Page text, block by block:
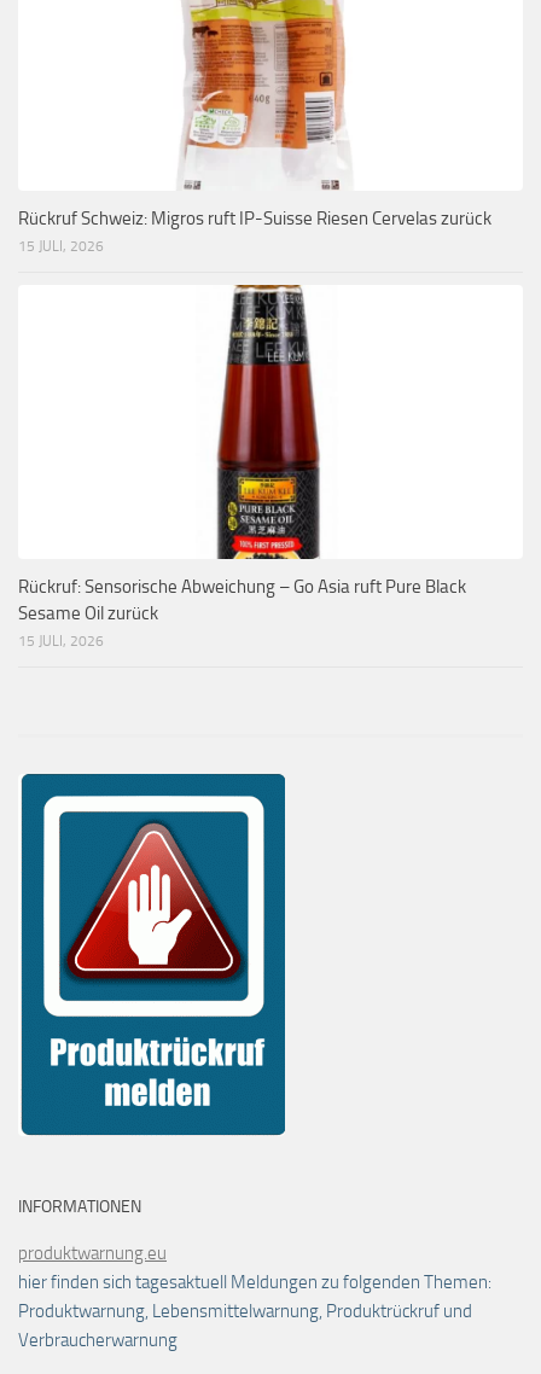
Rückruf Schweiz: Migros ruft IP-Suisse Riesen Cervelas zurück
15 JULI, 2026
Rückruf: Sensorische Abweichung – Go Asia ruft Pure Black
Sesame Oil zurück
15 JULI, 2026
INFORMATIONEN
produktwarnung.eu
hier finden sich tagesaktuell Meldungen zu folgenden Themen:
Produktwarnung, Lebensmittelwarnung, Produktrückruf und
Verbraucherwarnung